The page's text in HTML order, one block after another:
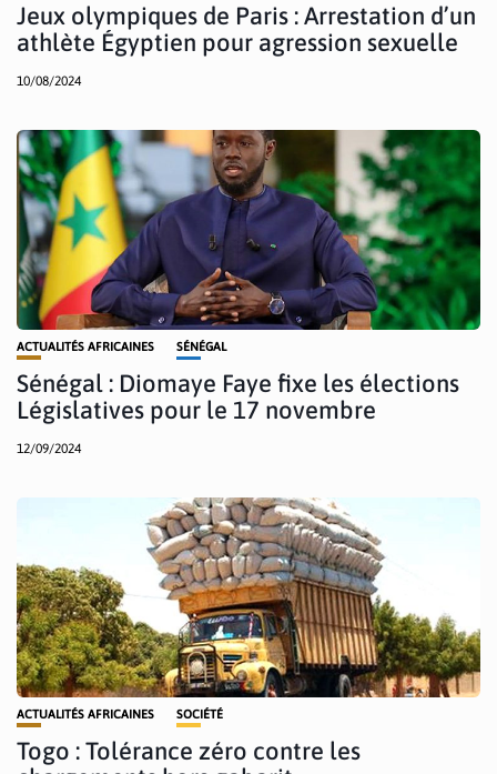
Jeux olympiques de Paris : Arrestation d’un
athlète Égyptien pour agression sexuelle
10/08/2024
ACTUALITÉS AFRICAINES SÉNÉGAL
Sénégal : Diomaye Faye fixe les élections
Législatives pour le 17 novembre
12/09/2024
ACTUALITÉS AFRICAINES SOCIÉTÉ
Togo : Tolérance zéro contre les